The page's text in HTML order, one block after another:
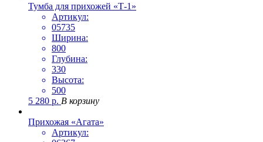
Тумба для прихожей «Т-1»
Артикул:
05735
Ширина:
800
Глубина:
330
Высота:
500
5 280 р. В корзину
Прихожая «Агата»
Артикул: